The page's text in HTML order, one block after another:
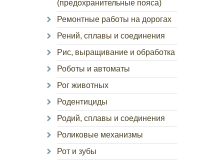
(предохранительные пояса)
Ремонтные работы на дорогах
Рений, сплавы и соединения
Рис, выращивание и обработка
Роботы и автоматы
Рог животных
Родентициды
Родий, сплавы и соединения
Роликовые механизмы
Рот и зубы